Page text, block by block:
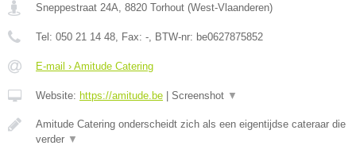
Sneppestraat 24A 8820 Torhout (West-Vlaanderen)
Tel: 050 21 14 48 , Fax: - , BTW-nr: be0627875852
E-mail › Amitude Catering
Website: https://amitude.be | Screenshot ▼
Amitude Catering onderscheidt zich als een eigentijdse cateraar die
verder ▼